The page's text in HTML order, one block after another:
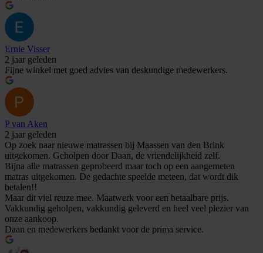
Ernie Visser
2 jaar geleden
Fijne winkel met goed advies van deskundige medewerkers.
P van Aken
2 jaar geleden
Op zoek naar nieuwe matrassen bij Maassen van den Brink
uitgekomen. Geholpen door Daan, de vriendelijkheid zelf.
Bijna alle matrassen geprobeerd maar toch op een aangemeten
matras uitgekomen. De gedachte speelde meteen, dat wordt dik
betalen!!
Maar dit viel reuze mee. Maatwerk voor een betaalbare prijs.
Vakkundig geholpen, vakkundig geleverd en heel veel plezier van
onze aankoop.
Daan en medewerkers bedankt voor de prima service.